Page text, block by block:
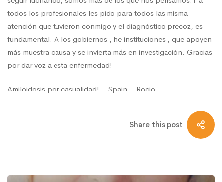
todos los profesionales les pido para todos las misma
atención que tuvieron conmigo y el diagnóstico precoz, es
fundamental. A los gobiernos , he instituciones , que apoyen
más muestra causa y se invierta más en investigación. Gracias
por dar voz a esta enfermedad!
Amiloidosis por casualidad! – Spain – Rocio
Share this post